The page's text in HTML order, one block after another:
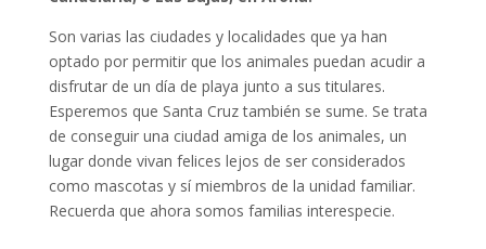
Son varias las ciudades y localidades que ya han
optado por permitir que los animales puedan acudir a
disfrutar de un día de playa junto a sus titulares.
Esperemos que Santa Cruz también se sume. Se trata
de conseguir una ciudad amiga de los animales, un
lugar donde vivan felices lejos de ser considerados
como mascotas y sí miembros de la unidad familiar.
Recuerda que ahora somos familias interespecie.